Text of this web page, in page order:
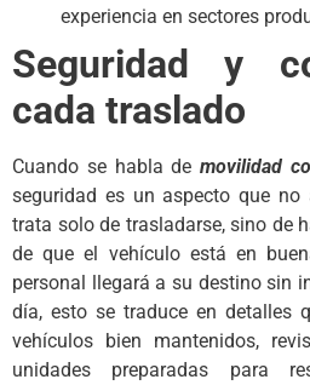
experiencia en sectores
Seguridad y
cada traslado
Cuando se habla de movilidad
seguridad es un aspecto que no
trata solo de trasladarse, sino de
de que el vehículo está en
personal llegará a su destino sin
día, esto se traduce en detalles
vehículos bien mantenidos,
unidades preparadas para